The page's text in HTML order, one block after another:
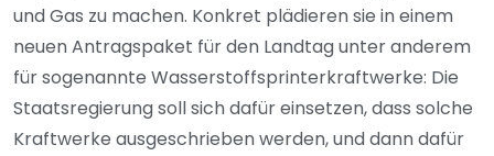
und Gas zu machen. Konkret plädieren sie in einem
neuen Antragspaket für den Landtag unter anderem
für sogenannte Wasserstoffsprinterkraftwerke: Die
Staatsregierung soll sich dafür einsetzen, dass solche
Kraftwerke ausgeschrieben werden, und dann dafür